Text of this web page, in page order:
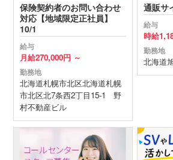
保険契約者のお問い合わせ
対応【地域限定正社員】
10/1
給与
月給270,000円 ～
勤務地
北海道札幌市北区北海道札幌
市北区北7条西2丁目15-1 野
村不動産ビル
通販サ
給与
時給
勤務地
北海道